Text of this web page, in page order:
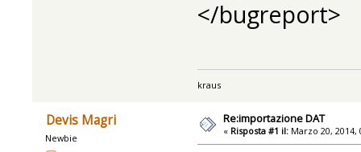
</bugreport>
kraus
Devis Magri
Newbie
Re:importazione DAT
« Risposta #1 il: Marzo 20, 2014,